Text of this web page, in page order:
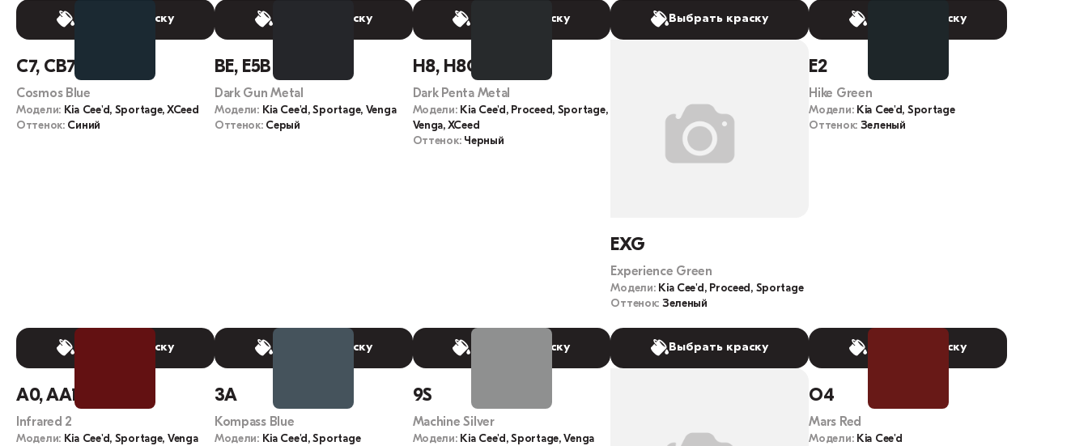
Выбрать краску Выбрать краску Выбрать краску Выбрать краску Выбрать краску
C7, CB7
Cosmos Blue
Модели: Kia Cee'd, Sportage, XCeed
Оттенок: Синий
Выбрать краску
BE, E5B
Dark Gun Metal
Модели: Kia Cee'd, Sportage, Venga
Оттенок: Серый
Выбрать краску
H8, H8G
Dark Penta Metal
Модели: Kia Cee'd, Proceed, Sportage,
Venga, XCeed
Оттенок: Черный
Выбрать краску
EXG
Experience Green
Модели: Kia Cee'd, Proceed, Sportage
Оттенок: Зеленый
Выбрать краску
E2
Hike Green
Модели: Kia Cee'd, Sportage
Оттенок: Зеленый
Выбрать краску
A0, AA1
Infrared 2
Модели: Kia Cee'd, Sportage, Venga
3A
Kompass Blue
Модели: Kia Cee'd, Sportage
9S
Machine Silver
Модели: Kia Cee'd, Sportage, Venga
O4
Mars Red
Модели: Kia Cee'd